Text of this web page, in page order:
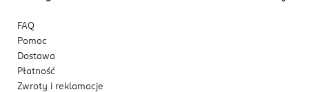
FAQ
Pomoc
Dostawa
Płatność
Zwroty i reklamacje